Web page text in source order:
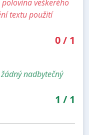
veškerého
textu použití
0/ 1
nadbytečný
1 / 1